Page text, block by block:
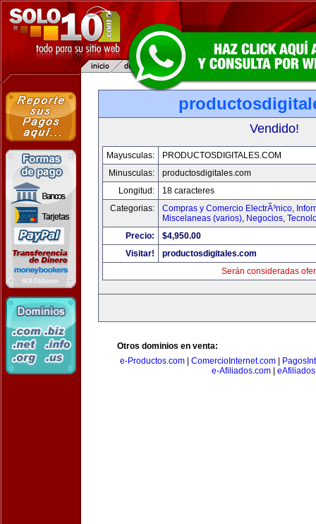
Vendido!
Mayusculas:
PRODUCTOSDIGITALES.COM
Minusculas:
productosdigitales.com
Longitud:
18 caracteres
Categorias:
Compras y Comercio ElectrÃ³nico,
Miscelaneas (varios), Negocios,
Precio:
$4,950.00
Visitar!
productosdigitales.com
Serán consideradas
Otros dominios en venta:
e-Productos.com
ComercioInternet.com
e-Afiliados.com|